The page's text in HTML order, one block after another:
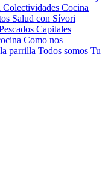
Colectividades Cocina
Salud con Sívori
Capitales
Como nos
parrilla Todos somos Tu